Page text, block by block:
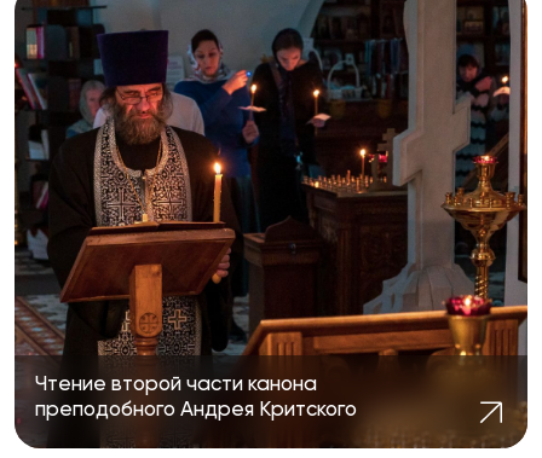
Чтение второй части канона
преподобного Андрея Критского